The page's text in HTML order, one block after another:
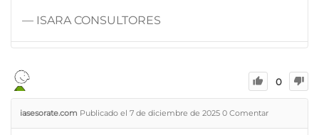
— ISARA CONSULTORES
0
iasesorate.com Publicado el 7 de diciembre de 2025 0 Comentar